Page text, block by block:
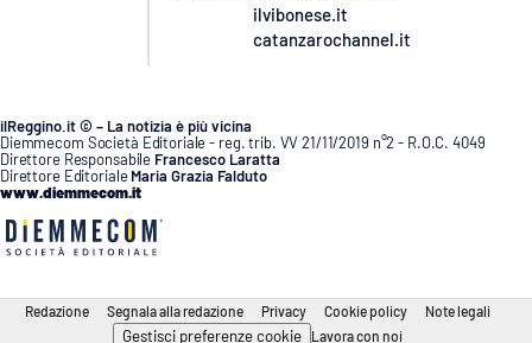
ilvibonese.it
catanzarochannel.it
ilReggino.it © – La notizia è più vicina
Diemmecom Società Editoriale - reg. trib. VV 21/11/2019 n°2 - R.O.C. 4049
Direttore Responsabile Francesco Laratta
Direttore Editoriale Maria Grazia Falduto
www.diemmecom.it
Redazione Segnala alla redazione Privacy Cookie policy Note legali
Gestisci preferenze cookie Lavora con noi